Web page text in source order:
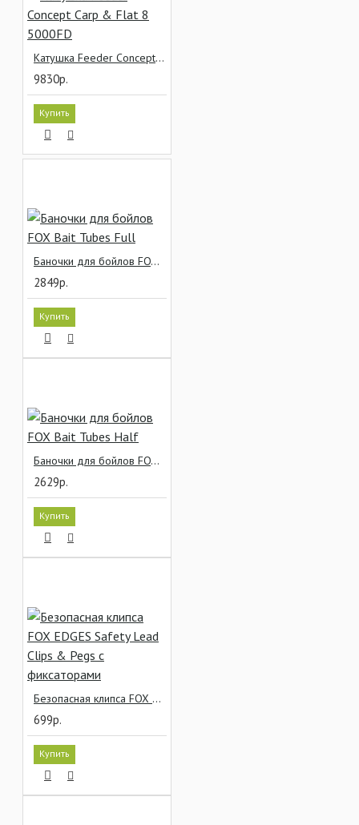
Катушка Feeder Concept Carp & Flat 8 5000FD
9830р.
Купить
Баночки для бойлов FOX Bait Tubes Full
2849р.
Купить
Баночки для бойлов FOX Bait Tubes Half
2629р.
Купить
Безопасная клипса FOX EDGES Safety Lead Clips & Pegs с фиксаторами
699р.
Купить